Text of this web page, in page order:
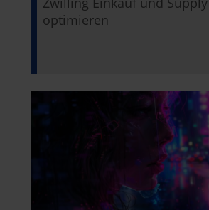
optimieren